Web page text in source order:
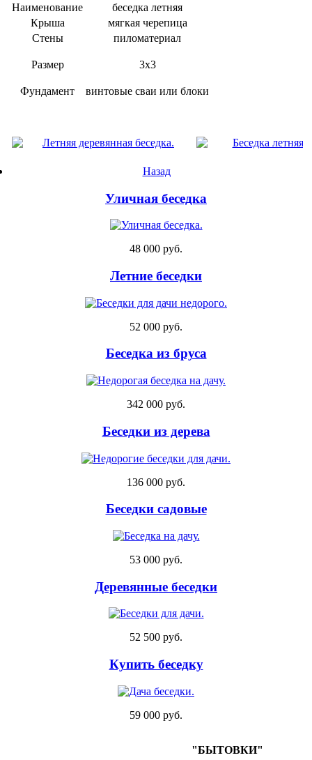
Наименование
беседка летняя
Крыша
мягкая черепица
Стены
пиломатериал
Размер 3х3
Фундамент винтовые сваи или блоки
Назад
Уличная беседка
48 000 руб.
Летние беседки
52 000 руб.
Беседка из бруса
342 000 руб.
Беседки из дерева
136 000 руб.
Беседки садовые
53 000 руб.
Деревянные беседки
52 500 руб.
Купить беседку
59 000 руб.
"БЫТОВКИ"